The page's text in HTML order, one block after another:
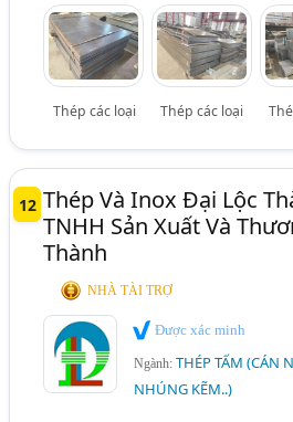
Thép các loại Thép các loại
12 Thép Và Inox Đại Lộc
TNHH Sản Xuất Và
Thành
Được xác minh
Ngành:THÉP TẤM (CÁN
NHÚNG KẼM..)